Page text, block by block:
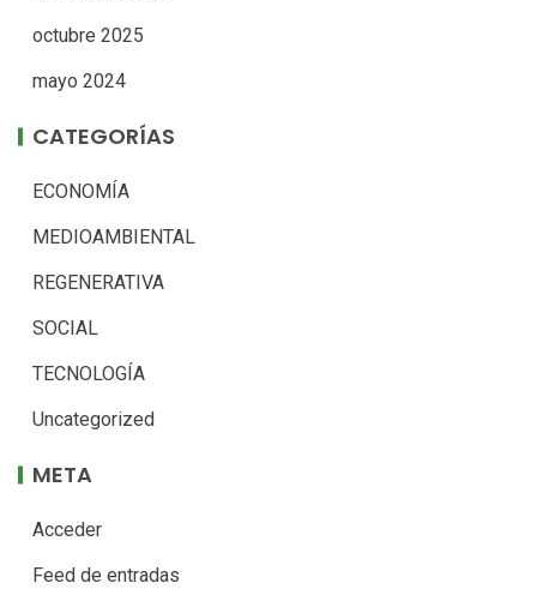
octubre 2025
mayo 2024
CATEGORÍAS
ECONOMÍA
MEDIOAMBIENTAL
REGENERATIVA
SOCIAL
TECNOLOGÍA
Uncategorized
META
Acceder
Feed de entradas